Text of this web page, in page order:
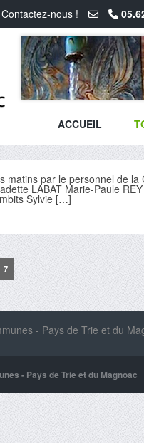
nous !
ACCUEIL
matins par le personnel de
LABAT Marie-Paule
Sylvie […]
7
- Pays de Trie et du
- Pays de Trie et du Magnoac